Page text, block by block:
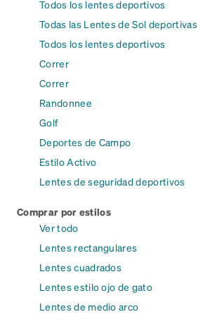
Todos los lentes deportivos
Todas las Lentes de Sol deportivas
Todos los lentes deportivos
Correr
Correr
Randonnee
Golf
Deportes de Campo
Estilo Activo
Lentes de seguridad deportivos
Comprar por estilos
Ver todo
Lentes rectangulares
Lentes cuadrados
Lentes estilo ojo de gato
Lentes de medio arco